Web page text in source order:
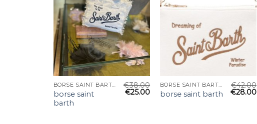
BORSE SAINT BARTH
borse saint
barth
€38.00
€25.00
BORSE SAINT BARTH
borse saint barth
€42.00
€28.00